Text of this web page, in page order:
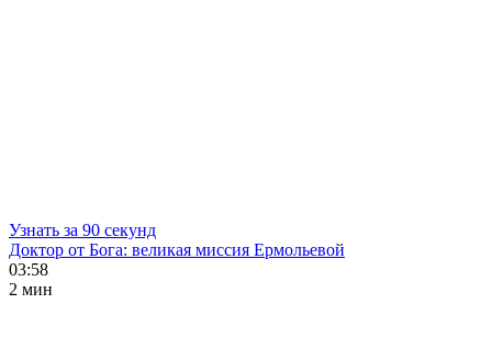
Узнать за 90 секунд
Доктор от Бога: великая миссия Ермольевой
03:58
2 мин